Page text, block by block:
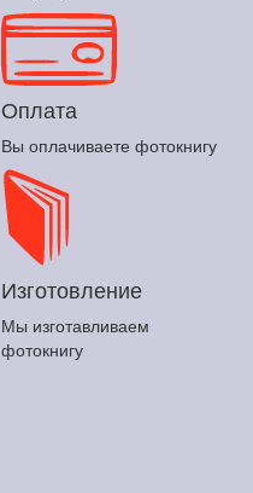
Оплата
Вы оплачиваете фотокнигу
Изготовление
Мы изготавливаем
фотокнигу